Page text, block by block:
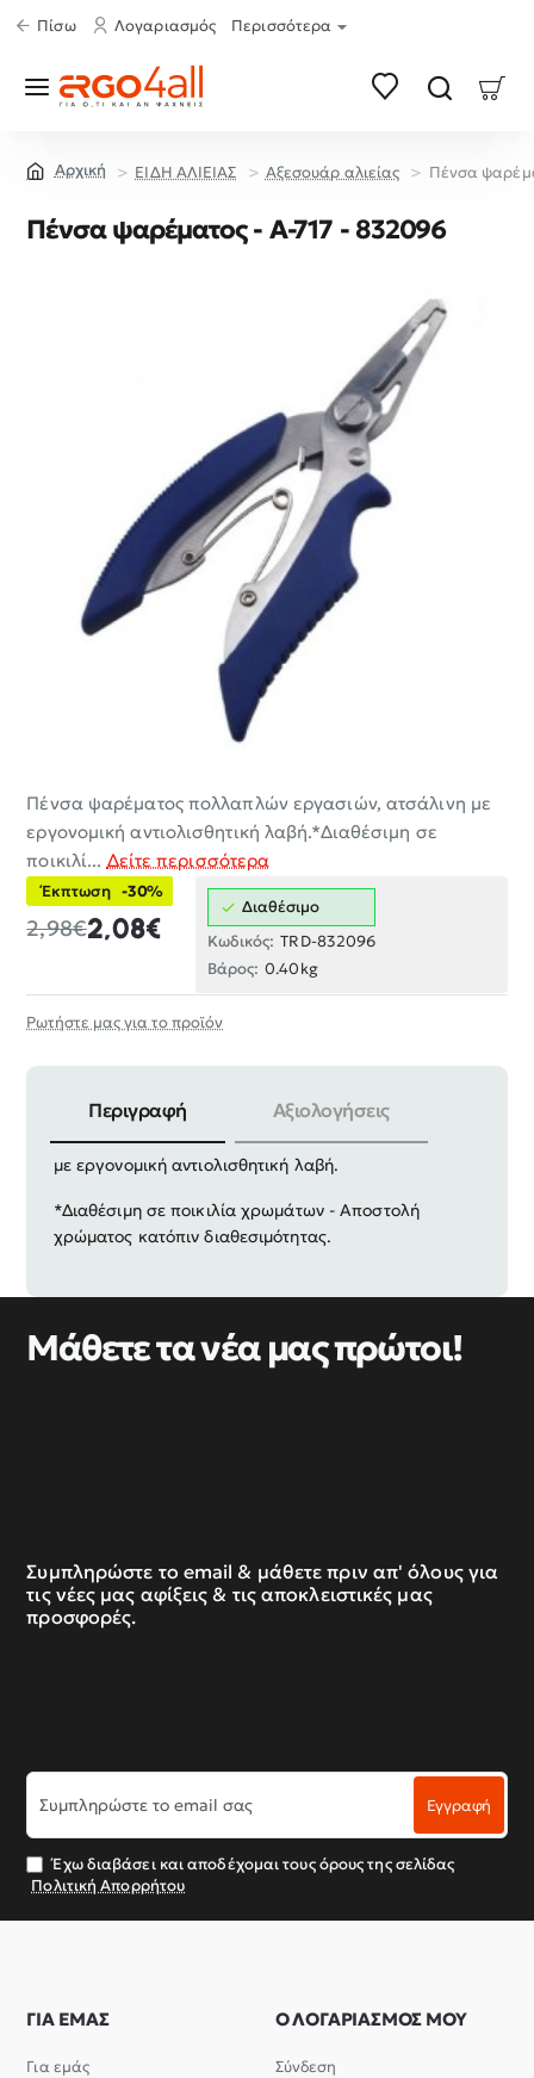
Πίσω Λογαριασμός Περισσότερα
ΕΙΔΗ ΑΛΙΕΙΑΣ Αξεσουάρ αλιείας Πένσα
Πένσα ψαρέματος - A-717 - 832096
-30%
Πένσα ψαρέματος πολλαπλών εργασιών, ατσάλινη με
εργονομική αντιολισθητική λαβή.*Διαθέσιμη σε
ποικιλί... Δείτε περισσότερα
Έκπτωση -30%
2,08€
2,98€
Διαθέσιμο
Κωδικός: TRD-832096
Βάρος: 0.40kg
Ρωτήστε μας για το προϊόν
Περιγραφή Αξιολογήσεις
Πένσα ψαρέματος πολλαπλών εργασιών, ατσάλινη
με εργονομική αντιολισθητική λαβή.
*Διαθέσιμη σε ποικιλία χρωμάτων - Αποστολή
χρώματος κατόπιν διαθεσιμότητας.
Μάθετε τα νέα μας πρώτοι!
Συμπληρώστε το email & μάθετε πριν απ' όλους για
τις νέες μας αφίξεις & τις αποκλειστικές μας
προσφορές.
Συμπληρώστε
το
email
σας
Εγγραφή
Έχω διαβάσει και αποδέχομαι τους όρους της σελίδας
Πολιτική Απορρήτου
ΓΙΑ ΕΜΑΣ
Για εμάς
Ο ΛΟΓΑΡΙΑΣΜΟΣ ΜΟΥ
Σύνδεση